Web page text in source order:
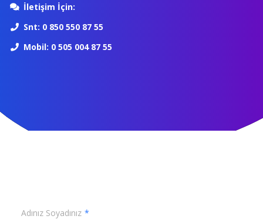
İletişim İçin:
Snt: 0 850 550 87 55
Mobil: 0 505 004 87 55
Adınız Soyadınız